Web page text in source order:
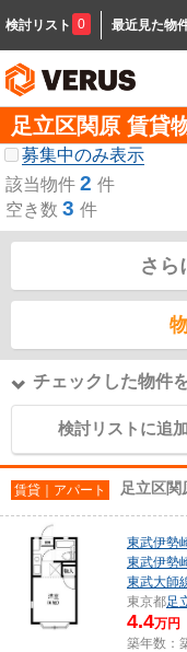
検討リスト 0 最近見た物
足立区関原 賃貸
募集中のみ表示
該当物件 2 件
空き数 3 件
さら
チェックした物件
検討リストに追加
賃貸｜アパート 足立区関
東武伊勢
東武伊勢
東武大師
東京都足
4.4万円
築年数：